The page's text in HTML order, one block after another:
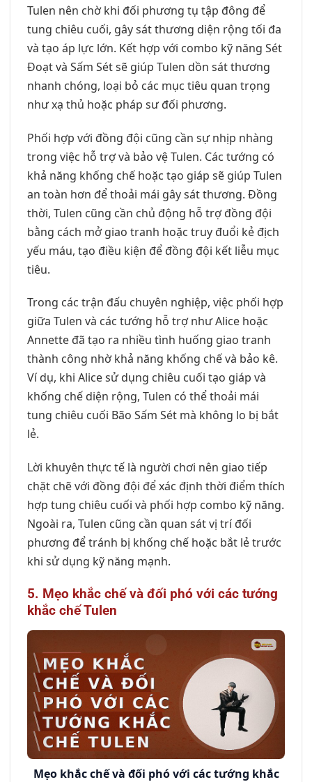
Tulen nên chờ khi đối phương tụ tập đông để
tung chiêu cuối, gây sát thương diện rộng tối đa
và tạo áp lực lớn. Kết hợp với combo kỹ năng Sét
Đoạt và Sấm Sét sẽ giúp Tulen dồn sát thương
nhanh chóng, loại bỏ các mục tiêu quan trọng
như xạ thủ hoặc pháp sư đối phương.
Phối hợp với đồng đội cũng cần sự nhịp nhàng
trong việc hỗ trợ và bảo vệ Tulen. Các tướng có
khả năng khống chế hoặc tạo giáp sẽ giúp Tulen
an toàn hơn để thoải mái gây sát thương. Đồng
thời, Tulen cũng cần chủ động hỗ trợ đồng đội
bằng cách mở giao tranh hoặc truy đuổi kẻ địch
yếu máu, tạo điều kiện để đồng đội kết liễu mục
tiêu.
Trong các trận đấu chuyên nghiệp, việc phối hợp
giữa Tulen và các tướng hỗ trợ như Alice hoặc
Annette đã tạo ra nhiều tình huống giao tranh
thành công nhờ khả năng khống chế và bảo kê.
Ví dụ, khi Alice sử dụng chiêu cuối tạo giáp và
khống chế diện rộng, Tulen có thể thoải mái
tung chiêu cuối Bão Sấm Sét mà không lo bị bắt
lẻ.
Lời khuyên thực tế là người chơi nên giao tiếp
chặt chẽ với đồng đội để xác định thời điểm thích
hợp tung chiêu cuối và phối hợp combo kỹ năng.
Ngoài ra, Tulen cũng cần quan sát vị trí đối
phương để tránh bị khống chế hoặc bắt lẻ trước
khi sử dụng kỹ năng mạnh.
5. Mẹo khắc chế và đối phó với các tướng
khắc chế Tulen
Mẹo khắc chế và đối phó với các tướng khắc